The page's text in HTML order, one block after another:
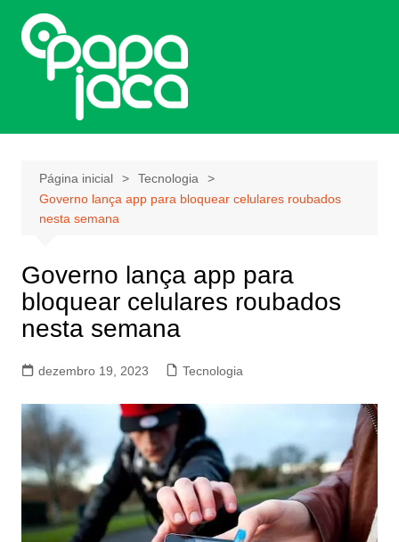
para
conteúdo
Página inicial
Tecnologia
Governo lança app para bloquear celulares roubados
nesta semana
Governo lança app para
bloquear celulares roubados
nesta semana
dezembro 19, 2023 Tecnologia